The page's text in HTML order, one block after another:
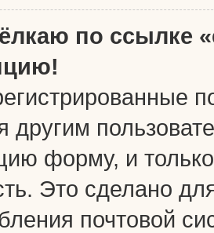
по ссылке
другим
форму, и
Это сделано
почтовой